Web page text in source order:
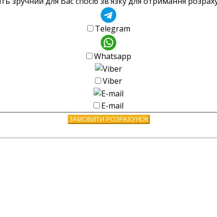
Telegram
Whatsapp
Viber
E-mail
ЗАМОВИТИ РОЗРАХУНОК